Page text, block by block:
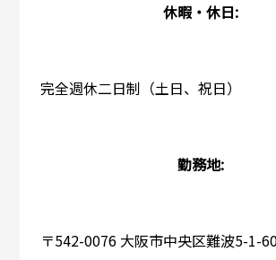
休暇・休日:
完全週休二日制（土日、祝日）
勤務地:
〒542-0076 大阪市中央区難波5-1-